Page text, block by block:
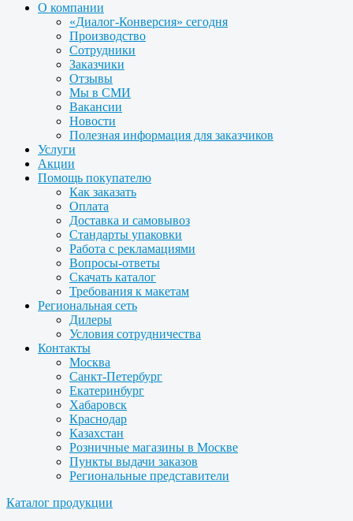
О компании
«Диалог-Конверсия» сегодня
Производство
Сотрудники
Заказчики
Отзывы
Мы в СМИ
Вакансии
Новости
Полезная информация для заказчиков
Услуги
Акции
Помощь покупателю
Как заказать
Оплата
Доставка и самовывоз
Стандарты упаковки
Работа с рекламациями
Вопросы-ответы
Скачать каталог
Требования к макетам
Региональная сеть
Дилеры
Условия сотрудничества
Контакты
Москва
Санкт-Петербург
Екатеринбург
Хабаровск
Краснодар
Казахстан
Розничные магазины в Москве
Пункты выдачи заказов
Региональные представители
Каталог продукции